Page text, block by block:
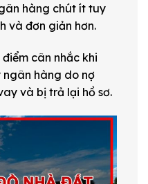
hàng chút ít tuy
và đơn giản hơn.
cân nhắc khi
hàng do nợ
và bị trả lại hồ sơ.